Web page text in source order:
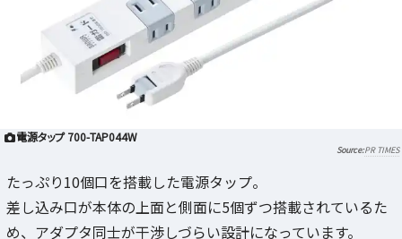
電源タップ 700-TAP044W
PR TIMES
たっぷり10個口を搭載した電源タップ。
差し込み口が本体の上面と側面に5個ずつ搭載されているた
め、アダプタ同士が干渉しづらい設計になっています。